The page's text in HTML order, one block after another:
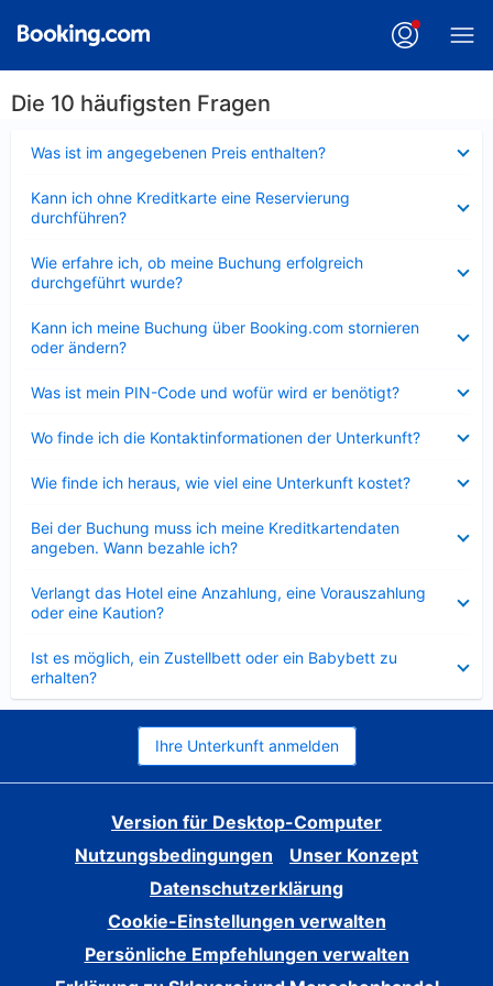
Die 10 häufigsten Fragen
Was ist im angegebenen Preis enthalten?
Kann ich ohne Kreditkarte eine Reservierung
durchführen?
Wie erfahre ich, ob meine Buchung erfolgreich
durchgeführt wurde?
Kann ich meine Buchung über Booking.com stornieren
oder ändern?
Was ist mein PIN-Code und wofür wird er benötigt?
Wo finde ich die Kontaktinformationen der Unterkunft?
Wie finde ich heraus, wie viel eine Unterkunft kostet?
Bei der Buchung muss ich meine Kreditkartendaten
angeben. Wann bezahle ich?
Verlangt das Hotel eine Anzahlung, eine Vorauszahlung
oder eine Kaution?
Ist es möglich, ein Zustellbett oder ein Babybett zu
erhalten?
Ihre Unterkunft anmelden
Version für Desktop-Computer
Nutzungsbedingungen
Unser Konzept
Datenschutzerklärung
Cookie-Einstellungen verwalten
Persönliche Empfehlungen verwalten